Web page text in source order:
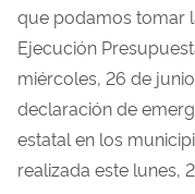
que podamos tomar
Ejecución
miércoles, 26 de
declaración de
estatal en los
realizada este lunes,